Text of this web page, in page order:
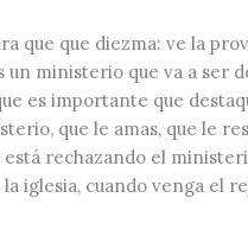
que que diezma: ve la
ministerio que va a ser
es importante que
que le amas, que le
rechazando el
iglesia, cuando venga el